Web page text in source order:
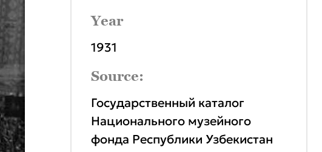
Year
1931
Source:
Государственный каталог
Национального музейного
фонда Республики Узбекистан